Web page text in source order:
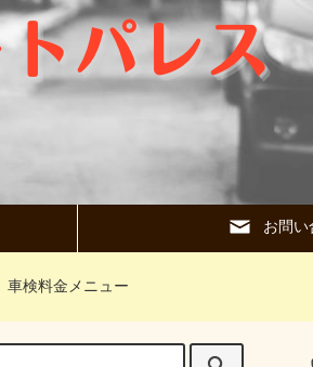
お問い
車検料金メニュー